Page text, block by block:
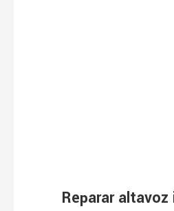
Reparar altavoz